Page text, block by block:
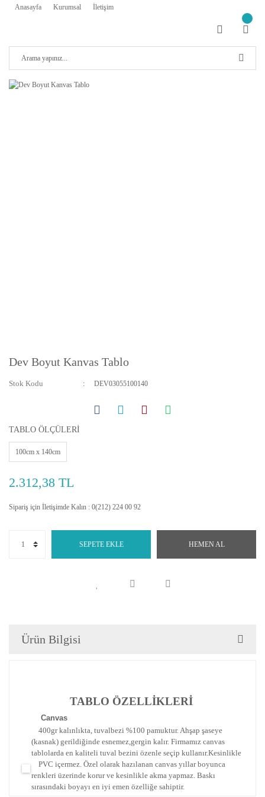
Anasayfa Kurumsal İletişim
Dev Boyut Kanvas Tablo
Stok Kodu DEV03055100140
TABLO ÖLÇÜLERİ
100cm x 140cm
2.312,38 TL
Sipariş için İletişimde Kalın : 0(212) 224 00 92
SEPETE EKLE HEMEN AL
Ürün Bilgisi
TABLO ÖZELLİKLERİ
Canvas
400gr kalınlıkta, tuvalbezi %100 pamuktur. Ahşap şaseye
(kasnak) gerildiğinde esnemez,gergin kalır. Firmamız canvas
tablolarda en kaliteli tuval bezini özenle seçip kullanır.Kesinlikle
PVC içermez. Özel olarak hazılanan canvas yıllar boyunca
renkleri üzerinde korur ve kesinlikle akma yapmaz. Baskı
sırasındaki boyayı en iyi emen özelliğe sahiptir.